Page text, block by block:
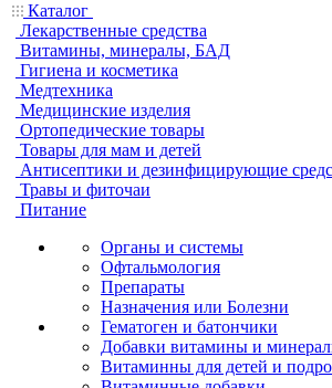
Каталог
Лекарственные средства
Витамины, минералы, БАД
Гигиена и косметика
Медтехника
Медицинские изделия
Ортопедические товары
Товары для мам и детей
Антисептики и дезинфицирующие
Травы и фиточаи
Питание
Органы и системы
Офтальмология
Препараты
Назначения или Болезни
Гематоген и батончики
Добавки витамины и
Витаминны для детей и